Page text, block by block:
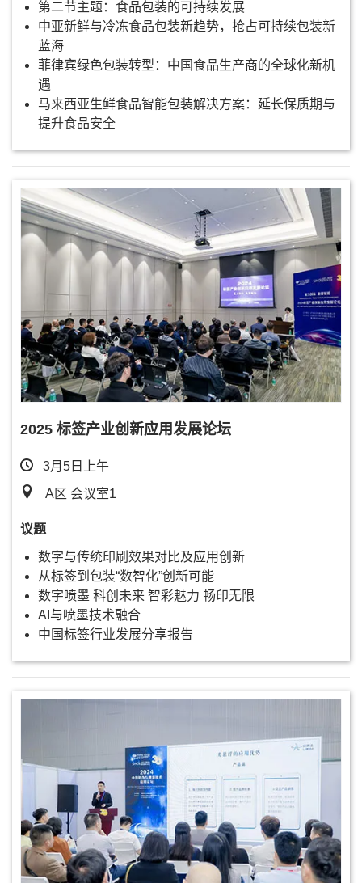
第二节主题：食品包装的可持续发展
中亚新鲜与冷冻食品包装新趋势，抢占可持续包装新
蓝海
菲律宾绿色包装转型：中国食品生产商的全球化新机
遇
马来西亚生鲜食品智能包装解决方案：延长保质期与
提升食品安全
2025 标签产业创新应用发展论坛
3月5日上午
A区 会议室1
议题
数字与传统印刷效果对比及应用创新
从标签到包装“数智化”创新可能
数字喷墨 科创未来 智彩魅力 畅印无限
AI与喷墨技术融合
中国标签行业发展分享报告